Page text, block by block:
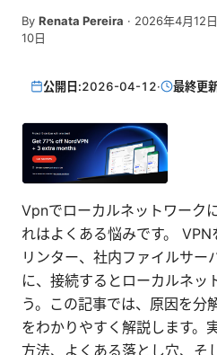
By Renata Pereira · 2026年4月12日
10日
公開日:2026-04-12· 最終更
Vpnでローカルネットワーク
れはよくある悩みです。
リンター、社内ファイルサー
に、接続するとローカルネッ
う。この記事では、原因を分
をわかりやすく解説します。
方法、よくある落とし穴、そ